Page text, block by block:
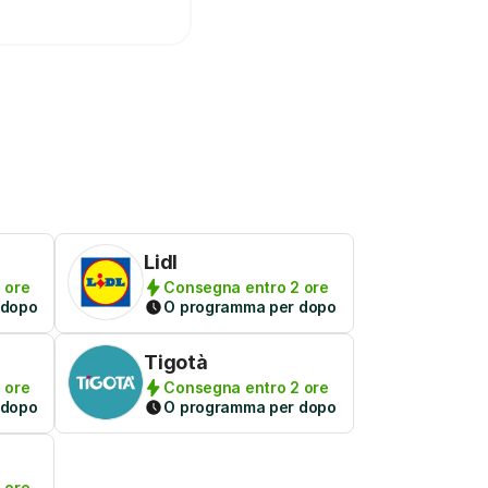
ore
Lidl
Consegna entro 2 ore
O programma per dopo
ore
Tigotà
Consegna entro 2 ore
O programma per dopo